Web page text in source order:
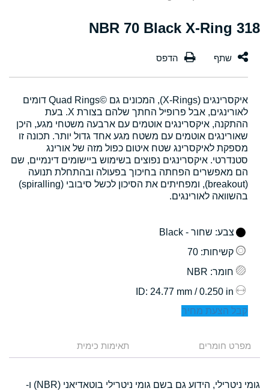
318 NBR 70 Black X-Ring
איקסרינגים (X-Rings), המכונים גם Quad Rings©‎ דומים
לאורינגים, אבל פרופיל החתך שלהם בצורת X. בעת
ההתקנה, איקסרינגים אוטמים עם ארבעה משטחי מגע, היכן
שאורינגים אוטמים עם משטח מגע אחד גדול יותר. תכונה זו
מספקת לאיקסרינג שטח איטום כפול מזה של אורינג
סטנדרטי. איקסרינגים נפוצים בשימוש ביישומים דינמיים, שם
הם מאפשרים הפחתה בחיכוך בפעולה ובהתחלת תנועה
(breakout), ומפחיתים את הסיכון לכשל סיבובי (spiralling)
בהשוואה לאורינגים.
צבע: שחור - Black
קשיחות: 70
חומר: NBR
: 24.77 mm / 0.250 in
קבל הצעת מחיר
מפרט חומרים תאימות כימית
גומי ניטרילי, הידוע גם בשם גומי ניטרילי בוטאדיאני (NBR) ו-